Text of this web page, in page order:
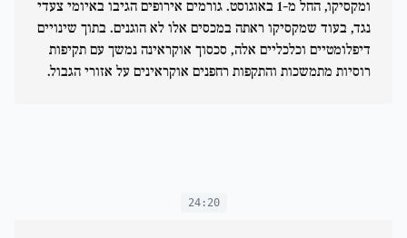
ומקסיקו, החל מ-1 באוגוסט. גורמים אירופים הגיבו באיומי צעדי
נגד, בעוד שמקסיקו ראתה במכסים אלו לא הוגנים. בתוך שינויים
דיפלומטיים וכלכליים אלה, סכסוך אוקראינה נמשך עם תקיפות
רוסיות מתמשכות והתקפות רחפנים אוקראינים על אזורי הגבול.
24:20